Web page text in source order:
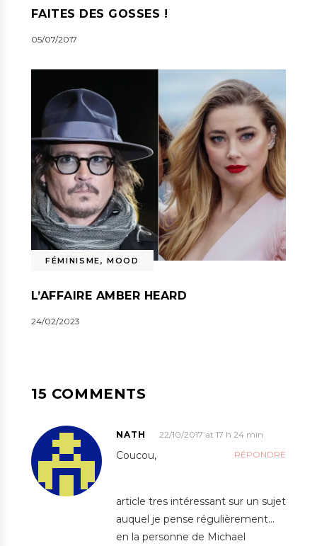
FAITES DES GOSSES !
05/07/2017
FÉMINISME,MOOD
L’AFFAIRE AMBER HEARD
24/02/2023
15 COMMENTS
NATH
22/10/2017 at 17 h 24 min
RÉPONDRE
Coucou,
article tres intéressant sur un sujet
auquel je pense régulièrement…
en la personne de Michael